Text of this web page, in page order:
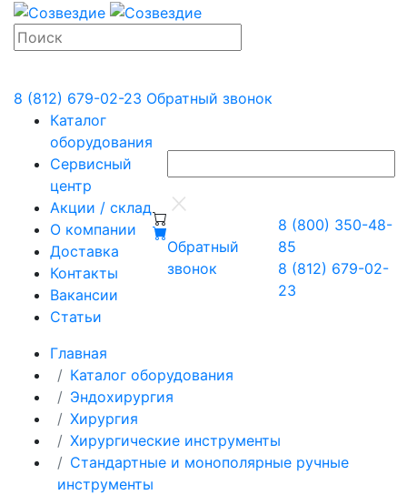
8 (812) 679-02-23 Обратный звонок
Каталог
оборудования
Сервисный
центр
Акции / склад
О компании
Доставка
Контакты
Вакансии
Статьи
Обратный
звонок
8 (800) 350-48-
85
8 (812) 679-02-
23
Главная
Каталог оборудования
Эндохирургия
Хирургия
Хирургические инструменты
Стандартные и монополярные ручные
инструменты